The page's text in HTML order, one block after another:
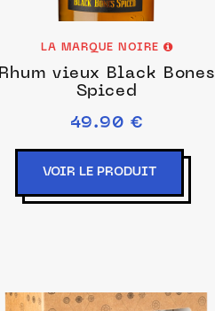
LA MARQUE NOIRE
Rhum vieux Black Bones
Spiced
49.90 €
VOIR LE PRODUIT